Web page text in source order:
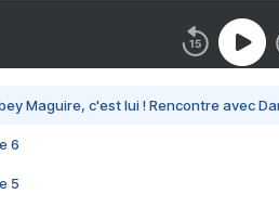
Maguire, c'est lui ! Rencontre avec
6
5